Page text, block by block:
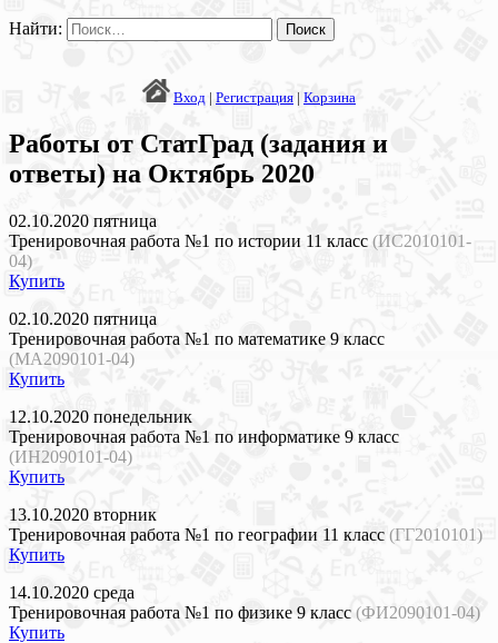
Найти:
Вход | Регистрация | Корзина
Работы от СтатГрад (задания и
ответы) на Октябрь 2020
02.10.2020 пятница
Тренировочная работа №1 по истории 11 класс (ИС2010101-
04)
Купить
02.10.2020 пятница
Тренировочная работа №1 по математике 9 класс
(МА2090101-04)
Купить
12.10.2020 понедельник
Тренировочная работа №1 по информатике 9 класс
(ИН2090101-04)
Купить
13.10.2020 вторник
Тренировочная работа №1 по географии 11 класс (ГГ2010101)
Купить
14.10.2020 среда
Тренировочная работа №1 по физике 9 класс (ФИ2090101-04)
Купить